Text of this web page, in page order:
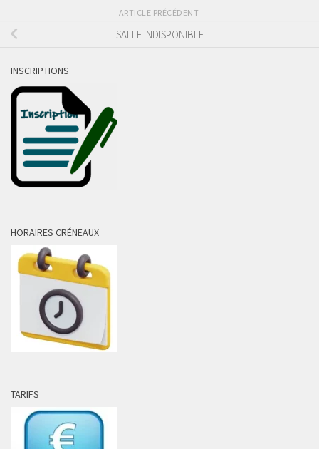
ARTICLE PRÉCÉDENT
SALLE INDISPONIBLE
INSCRIPTIONS
HORAIRES CRÉNEAUX
TARIFS